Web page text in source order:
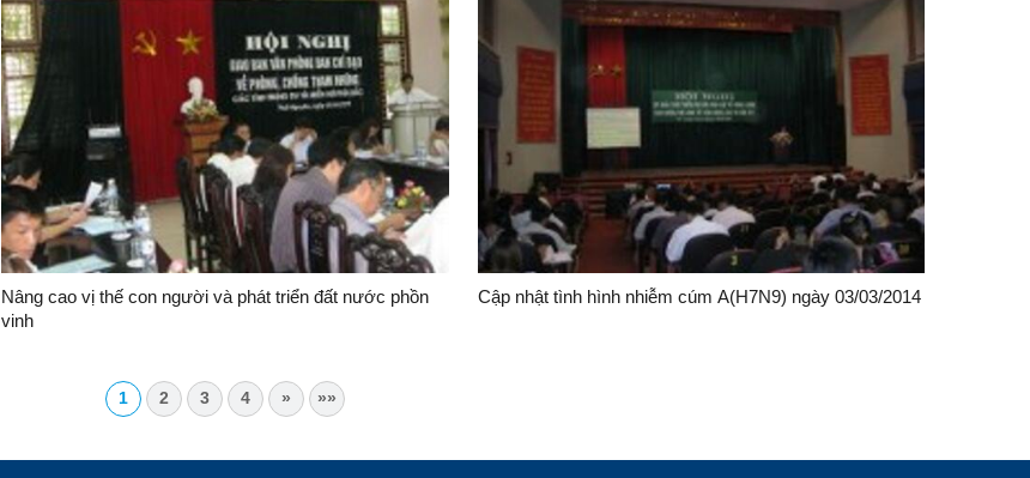
Nâng cao vị thế con người và phát triển đất nước phồn
vinh
Cập nhật tình hình nhiễm cúm A(H7N9) ngày 03/03/2014
1 2 3 4 » »»